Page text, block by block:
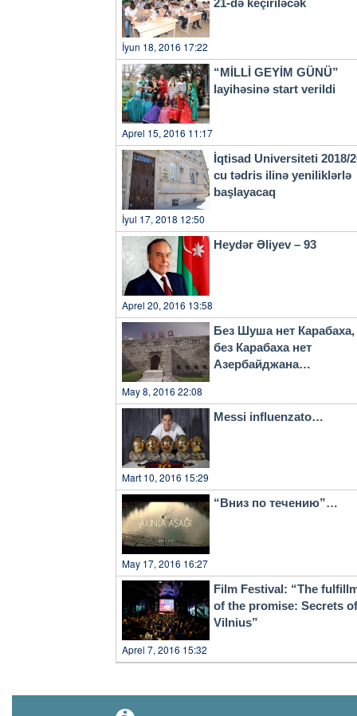
21-də keçiriləcək
İyun 18, 2016 17:22
“MİLLİ GEYİM GÜNÜ”
layihəsinə start verildi
Aprel 15, 2016 11:17
İqtisad Universiteti 2018/
cu tədris ilinə yeniliklərlə
başlayacaq
İyul 17, 2018 12:50
Heydər Əliyev – 93
Aprel 20, 2016 13:58
Без Шуша нет Карабаха,
без Карабаха нет
Азербайджана…
May 8, 2016 22:08
Messi influenzato…
Mart 10, 2016 15:29
“Вниз по течению”…
May 17, 2016 16:27
Film Festival: “The
of the promise: Secrets of
Vilnius”
Aprel 7, 2016 15:32